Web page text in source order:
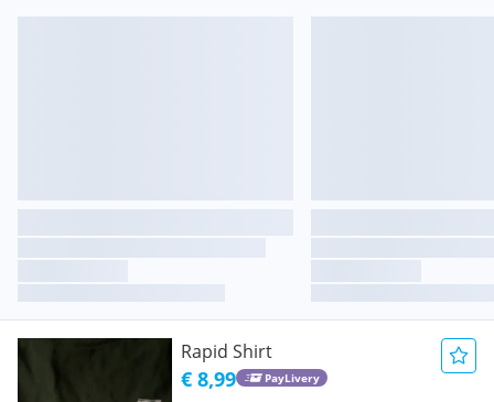
Rapid Shirt
€ 8,99 PayLivery